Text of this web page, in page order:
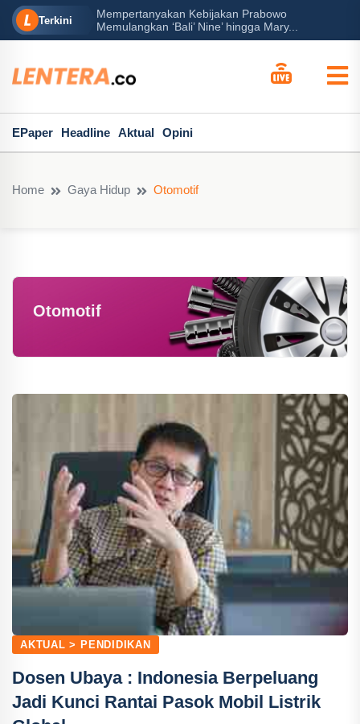
Terkini
Mempertanyakan Kebijakan Prabowo
Memulangkan ‘Bali’ Nine’ hingga Mary...
EPaper Headline Aktual Opini
Home Gaya Hidup Otomotif
Otomotif
AKTUAL > PENDIDIKAN
Dosen Ubaya : Indonesia Berpeluang
Jadi Kunci Rantai Pasok Mobil Listrik